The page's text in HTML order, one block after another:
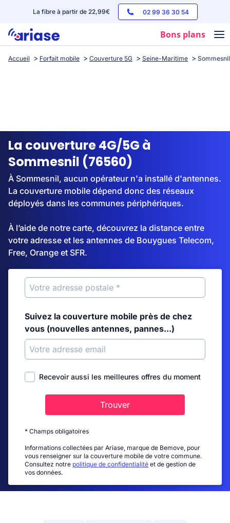
La fibre à partir de 22,99€ 02 99 36 30 54
Bons plans
Box internet
Streaming
Accueil Forfait mobile Couverture 5G Seine-Maritime Sommesnil
La couverture 4G/5G à
Sommesnil (76560)
À Sommesnil, aucun opérateur n'a installé d'antennes.
La couverture mobile dépend donc des réseaux
déployés dans les communes périphériques.
À l’aide de notre carte, découvrez la distance entre
votre adresse et les antennes de Bouygues Telecom,
Free, Orange et SFR.
Suivez la couverture mobile près de chez
vous (nouvelles antennes, pannes...)
Recevoir aussi les meilleures offres du moment
Trouver
* Champs obligatoires
Informations collectées par Ariase, marque de Bemove, pour
vous renseigner sur la couverture mobile de votre commune.
Consultez notre politique de confidentialité et de gestion de
vos données.